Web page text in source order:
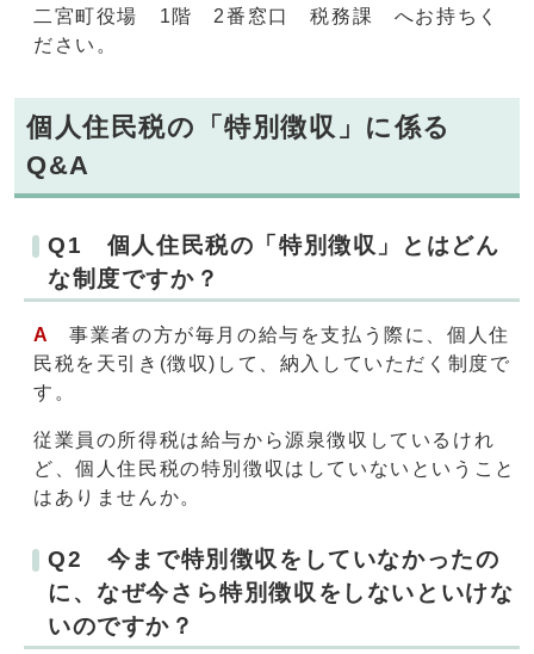
二宮町役場 1階 2番窓口 税務課 へお持ちく
ださい。
個人住民税の「特別徴収」に係る
Q&A
Q1 個人住民税の「特別徴収」とはどん
な制度ですか？
A事業者の方が毎月の給与を支払う際に、個人住
民税を天引き(徴収)して、納入していただく制度で
す。
従業員の所得税は給与から源泉徴収しているけれ
ど、個人住民税の特別徴収はしていないということ
はありませんか。
Q2 今まで特別徴収をしていなかったの
に、なぜ今さら特別徴収をしないといけな
いのですか？